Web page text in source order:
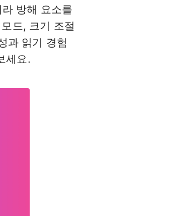
방해 요소를
드, 크기 조절
과 읽기 경험
세요.